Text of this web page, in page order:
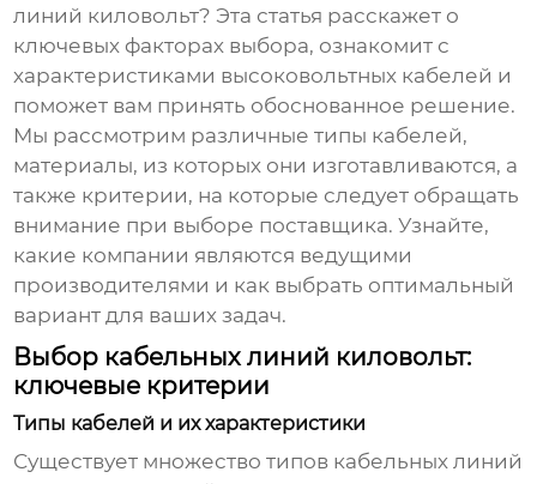
линий киловольт? Эта статья расскажет о
ключевых факторах выбора, ознакомит с
характеристиками высоковольтных кабелей и
поможет вам принять обоснованное решение.
Мы рассмотрим различные типы кабелей,
материалы, из которых они изготавливаются, а
также критерии, на которые следует обращать
внимание при выборе поставщика. Узнайте,
какие компании являются ведущими
производителями и как выбрать оптимальный
вариант для ваших задач.
Выбор кабельных линий киловольт:
ключевые критерии
Типы кабелей и их характеристики
Существует множество типов кабельных линий